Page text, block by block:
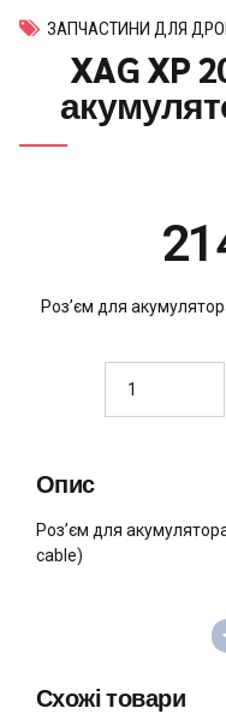
ЗАПЧАСТИНИ ДЛЯ
XAG XP
Роз’єм для
Опис
Роз’єм для
cable)
Схожі товари